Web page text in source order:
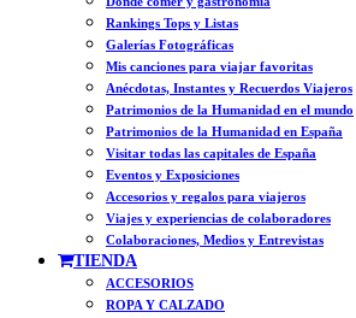
Rankings Tops y Listas
Galerías Fotográficas
Mis canciones para viajar favoritas
Anécdotas, Instantes y Recuerdos Viajeros
Patrimonios de la Humanidad en el mundo
Patrimonios de la Humanidad en España
Visitar todas las capitales de España
Eventos y Exposiciones
Accesorios y regalos para viajeros
Viajes y experiencias de colaboradores
Colaboraciones, Medios y Entrevistas
TIENDA
ACCESORIOS
ROPA Y CALZADO